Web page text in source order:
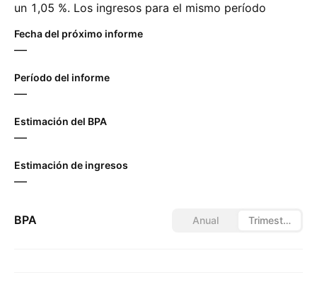
un 1,05 %. Los ingresos para el mismo período
de ‪263,33 M‬ USD. Para el próximo trimestre, los
y ‪280,00 M‬ USD en ingresos.
Fecha del próximo informe
—
Período del informe
—
Estimación del BPA
—
Estimación de ingresos
—
BPA Anual Trimestral